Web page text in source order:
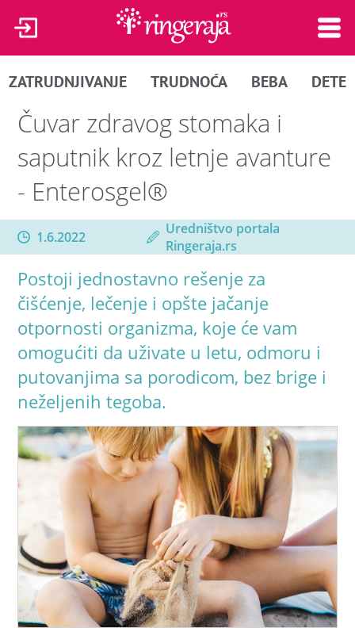
ZATRUDNJIVANJE TRUDNOĆA BEBA DETE
Čuvar zdravog stomaka i
saputnik kroz letnje avanture
- Enterosgel®
1.6.2022
Uredništvo portala
Ringeraja.rs
Postoji jednostavno rešenje za
čišćenje, lečenje i opšte jačanje
otpornosti organizma, koje će vam
omogućiti da uživate u letu, odmoru i
putovanjima sa porodicom, bez brige i
neželjenih tegoba.